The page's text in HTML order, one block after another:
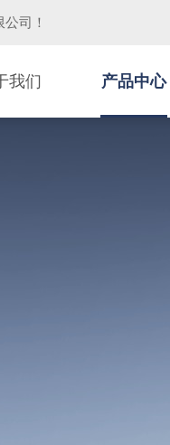
司 ！
我们 产品中心